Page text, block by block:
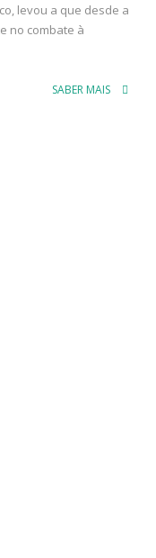
levou a que desde a
no combate à
SABER MAIS